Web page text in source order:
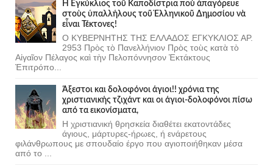
Ἡ Ἐγκύκλιος τοῦ Καποδίστρια ποὺ ἀπαγόρευε
στοὺς ὑπαλλήλους τοῦ Ἑλληνικοῦ Δημοσίου νὰ
εἶναι Τέκτονες!
Ο ΚΥΒΕΡΝΗΤΗΣ ΤΗΣ ΕΛΛΑΔΟΣ ΕΓΚΥΚΛΙΟΣ ΑΡ.
2953 Πρὸς τὸ Πανελλήνιον Πρὸς τοὺς κατὰ τὸ
Αἰγαῖον Πέλαγος καὶ τὴν Πελοπόννησον Ἐκτάκτους
Ἐπιτρόπο...
Άξεστοι και δολοφόνοι άγιοι!! χρόνια της
χριστιανικής τζιχάντ και οι άγιοι-δολοφόνοι πίσω
από τα εικονίσματα,
Η χριστιανική θρησκεία διαθέτει εκατοντάδες
άγιους, μάρτυρες-ήρωες, ή ενάρετους
φιλάνθρωπους με σπουδαίο έργο που αγιοποιήθηκαν μέσα
από το ...